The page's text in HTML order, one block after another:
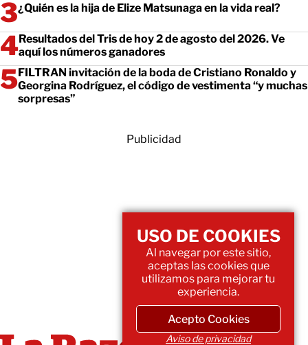
¿Quién es la hija de Elize Matsunaga en la vida real?
Resultados del Tris de hoy 2 de agosto del 2026. Ve
aquí los números ganadores
FILTRAN invitación de la boda de Cristiano Ronaldo y
Georgina Rodríguez, el código de vestimenta “y muchas
sorpresas”
Publicidad
USO DE COOKIES
Al navegar por este sitio,
aceptas las cookies que
utilizamos para mejorar tu
experiencia.
Acepto Cookies
Aviso de privacidad